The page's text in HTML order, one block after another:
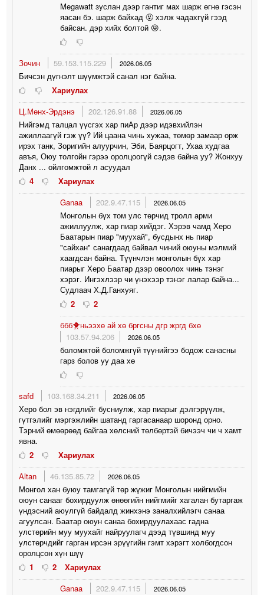
Megawatt зуслан дээр гантиг мах шарж өгнө гэсэн
яасан бэ. шарж байхад 🤬 хэлж чадахгүй гээд
байсан. дэр хийх болтой 😝.
Зочин 59.153.115.229 2026.06.05
Бичсэн дүгнэлт шүүмжтэй санал нэг байна.
Хариулах
Ц.Мөнх-Эрдэнэ
202.126.91.88 2026.06.05
Нийгэмд талцал үүсгэх хар пиАр дээр идэвхийлэн
ажиллаагүй гэж үү? Ий цаана чинь хужаа, төмөр замаар орж
ирэх танк, Зоригийн алуурчин, Эби, Баярцогт, Ухаа худгаа
авъя, Оюу толгойн гэрээ оролцоогүй сэдэв байна уу? Жонхуу
Данх ... ойлгомжтой л асуудал
4
Хариулах
Ganaa
202.9.47.115 2026.06.05
Монголын бүх том улс төрчид тролл арми
ажиллуулж, хар пиар хийдэг. Хэрэв чамд Херо
Баатарын пиар "муухай", бусдынх нь пиар
"сайхан" санагдаад байвал чиний оюуны мэлмий
хаагдсан байна. Түүнчлэн монголын бүх хар
пиарыг Херо Баатар дээр овоолох чинь тэнэг
хэрэг. Ингэхлээр чи үнэхээр тэнэг лалар байна...
Судлаач Х.Д.Ганхуяг.
2
2
ббб🐥ньээхө ай хө бргсны дгр жргд бхө
103.57.94.206
2026.06.05
боломжтой боломжгүй түүнийгээ бодож санасны
гарз болов уу даа хө
safd 103.168.34.211 2026.06.05
Херо бол эв нэгдлийг бусниулж, хар пиарыг дэлгэрүүлж,
гүтгэлийг мэргэжлийн шатанд гаргасанаар шоронд орно.
Тэрний өмөөрөөд байгаа хөлсний төлбөртэй бичээч чи ч хамт
явна.
2
Хариулах
Altan
46.135.85.72 2026.06.05
Монгол хан буюу тамгагүй төр жүжиг Монголын нийгмийн
оюун санааг бохирдуулж өнөөгийн нийгмийг хагалан бутаргаж
үндэсний аюулгүй байдалд жинхэнэ заналхийлэгч санаа
агуулсан. Баатар оюун санаа бохирдуулахаас гадна
улстөрийн муу муухайг найруулагч дээд түвшинд муу
улстөрчдийг гарган ирсэн эрүүгийн гэмт хэрэгт холбогдсон
оролцсон хүн шүү
1
2
Хариулах
Ganaa
202.9.47.115 2026.06.05